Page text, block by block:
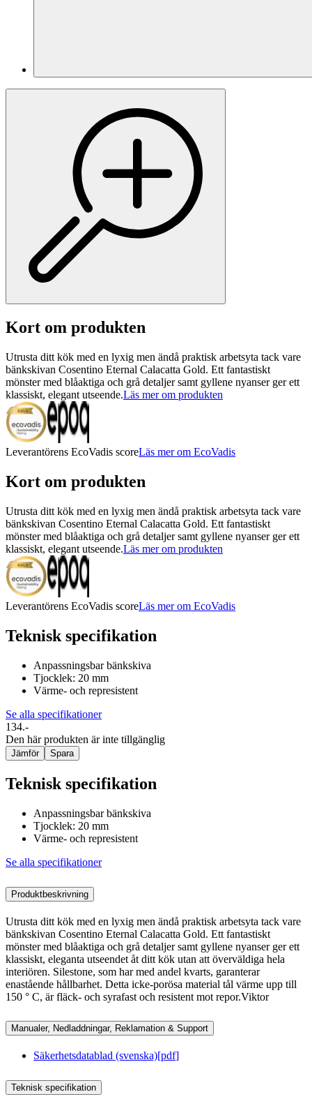
Kort om produkten
Utrusta ditt kök med en lyxig men ändå praktisk arbetsyta tack vare
bänkskivan Cosentino Eternal Calacatta Gold. Ett fantastiskt
mönster med blåaktiga och grå detaljer samt gyllene nyanser ger ett
klassiskt, elegant utseende.Läs mer om produkten
Leverantörens EcoVadis scoreLäs mer om EcoVadis
Kort om produkten
Utrusta ditt kök med en lyxig men ändå praktisk arbetsyta tack vare
bänkskivan Cosentino Eternal Calacatta Gold. Ett fantastiskt
mönster med blåaktiga och grå detaljer samt gyllene nyanser ger ett
klassiskt, elegant utseende.Läs mer om produkten
Leverantörens EcoVadis scoreLäs mer om EcoVadis
Teknisk specifikation
Anpassningsbar bänkskiva
Tjocklek: 20 mm
Värme- och represistent
Se alla specifikationer
134.-
Den här produkten är inte tillgänglig
Jämför Spara
Teknisk specifikation
Anpassningsbar bänkskiva
Tjocklek: 20 mm
Värme- och represistent
Se alla specifikationer
Produktbeskrivning
Utrusta ditt kök med en lyxig men ändå praktisk arbetsyta tack vare
bänkskivan Cosentino Eternal Calacatta Gold. Ett fantastiskt
mönster med blåaktiga och grå detaljer samt gyllene nyanser ger ett
klassiskt, eleganta utseendet åt ditt kök utan att överväldiga hela
interiören. Silestone, som har med andel kvarts, garanterar
enastående hållbarhet. Detta icke-porösa material tål värme upp till
150 ° C, är fläck- och syrafast och resistent mot repor.Viktor
Manualer, Nedladdningar, Reklamation & Support
Säkerhetsdatablad (svenska)[pdf]
Teknisk specifikation